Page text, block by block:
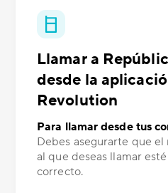
Llamar a
desde la
Revolution
Para llamar desde tus
Debes asegurarte que
al que deseas llamar
correcto.